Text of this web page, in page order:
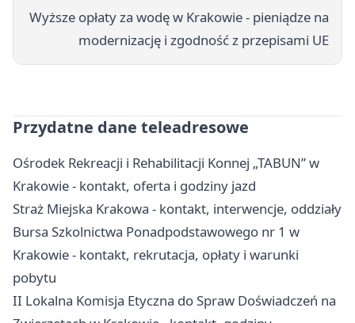
Wyższe opłaty za wodę w Krakowie - pieniądze na
modernizację i zgodność z przepisami UE
Przydatne dane teleadresowe
Ośrodek Rekreacji i Rehabilitacji Konnej „TABUN” w
Krakowie - kontakt, oferta i godziny jazd
Straż Miejska Krakowa - kontakt, interwencje, oddziały
Bursa Szkolnictwa Ponadpodstawowego nr 1 w
Krakowie - kontakt, rekrutacja, opłaty i warunki
pobytu
II Lokalna Komisja Etyczna do Spraw Doświadczeń na